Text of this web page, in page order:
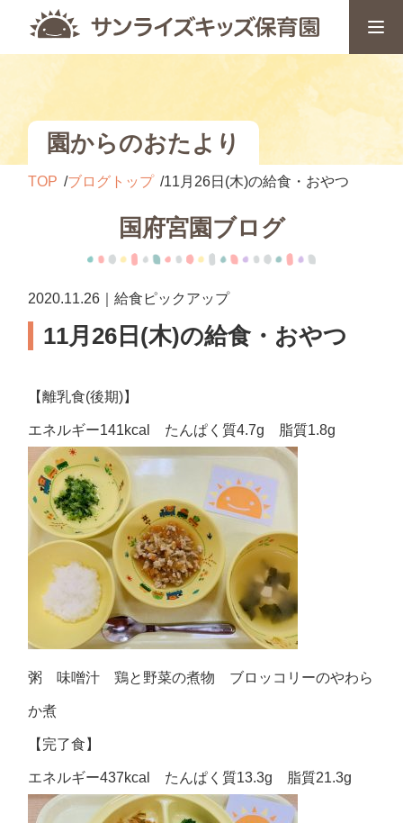
園からのおたより
TOP ブログトップ 11月26日(木)の給食・おやつ
国府宮園ブログ
2020.11.26｜給食ピックアップ
11月26日(木)の給食・おやつ
【離乳食(後期)】
エネルギー141kcal たんぱく質4.7g 脂質1.8g
粥 味噌汁 鶏と野菜の煮物 ブロッコリーのやわら
か煮
【完了食】
エネルギー437kcal たんぱく質13.3g 脂質21.3g